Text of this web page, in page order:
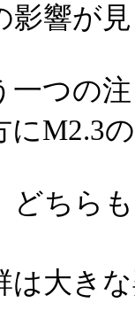
影響が
一つの
にM2.3
どちら
は大き